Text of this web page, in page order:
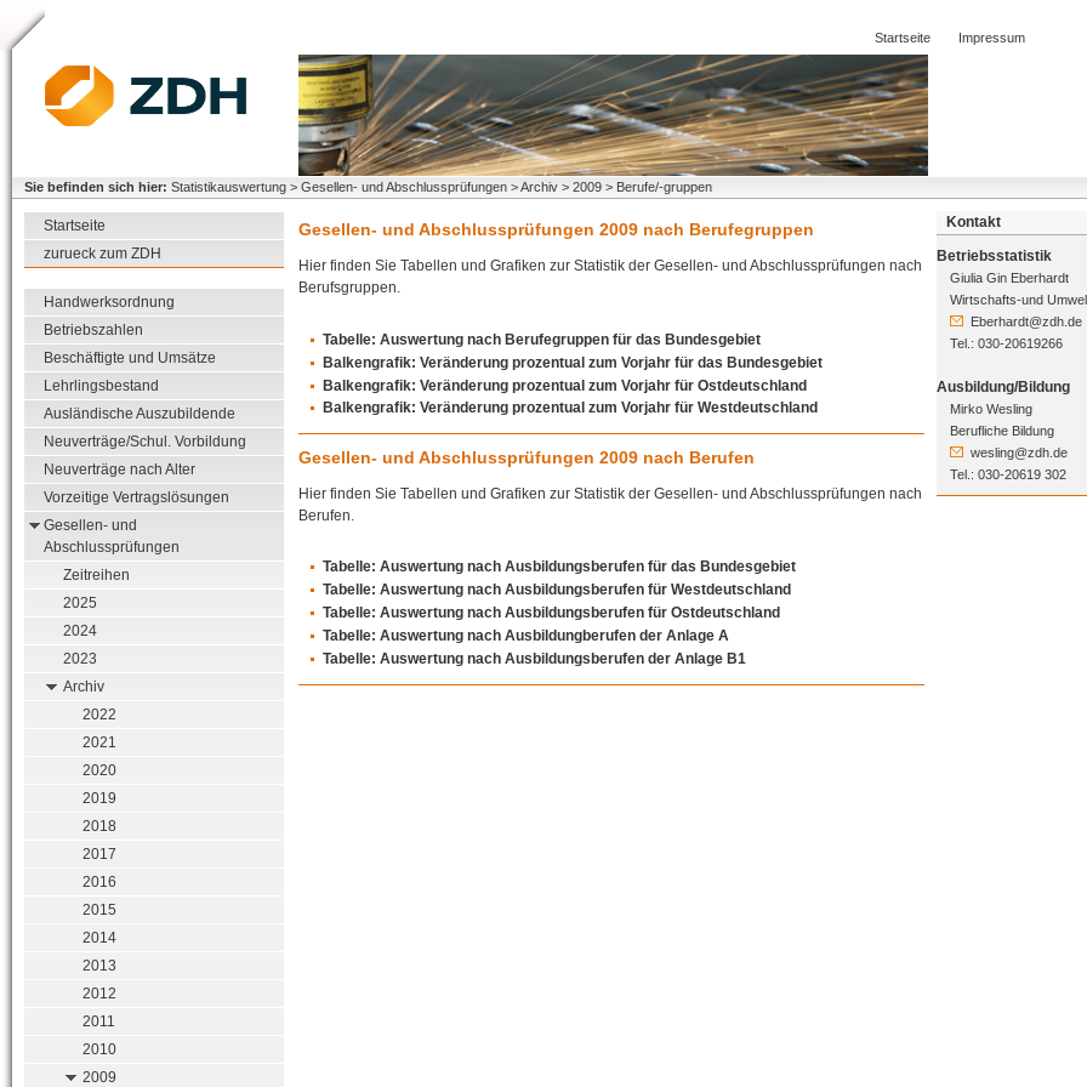
Startseite Impressum
Sie befinden sich hier: Statistikauswertung > Gesellen- und Abschlussprüfungen > Archiv > 2009 > Berufe/-gruppen
Gesellen- und Abschlussprüfungen 2009 nach Berufegruppen
Hier finden Sie Tabellen und Grafiken zur Statistik der Gesellen- und Abschlussprüfungen nach
Berufsgruppen.
Tabelle: Auswertung nach Berufegruppen für das Bundesgebiet
Balkengrafik: Veränderung prozentual zum Vorjahr für das Bundesgebiet
Balkengrafik: Veränderung prozentual zum Vorjahr für Ostdeutschland
Balkengrafik: Veränderung prozentual zum Vorjahr für Westdeutschland
Gesellen- und Abschlussprüfungen 2009 nach Berufen
Hier finden Sie Tabellen und Grafiken zur Statistik der Gesellen- und Abschlussprüfungen nach
Berufen.
Tabelle: Auswertung nach Ausbildungsberufen für das Bundesgebiet
Tabelle: Auswertung nach Ausbildungsberufen für Westdeutschland
Tabelle: Auswertung nach Ausbildungsberufen für Ostdeutschland
Tabelle: Auswertung nach Ausbildungberufen der Anlage A
Tabelle: Auswertung nach Ausbildungsberufen der Anlage B1
Kontakt
Betriebsstatistik
Giulia Gin Eberhardt
Wirtschafts-und
Eberhardt@zdh.de
Tel.: 030-20619266
Ausbildung/Bildung
Mirko Wesling
Berufliche Bildung
wesling@zdh.de
Tel.: 030-20619 302
Startseite
zurueck zum ZDH
Handwerksordnung
Betriebszahlen
Beschäftigte und Umsätze
Lehrlingsbestand
Ausländische Auszubildende
Neuverträge/Schul. Vorbildung
Neuverträge nach Alter
Vorzeitige Vertragslösungen
Gesellen- und
Abschlussprüfungen
Zeitreihen
2025
2024
2023
Archiv
2022
2021
2020
2019
2018
2017
2016
2015
2014
2013
2012
2011
2010
2009